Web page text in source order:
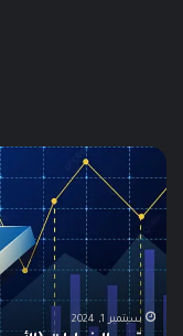
ما
هو
الـ
Swing
دليلك
الشامل
للمبتدئين